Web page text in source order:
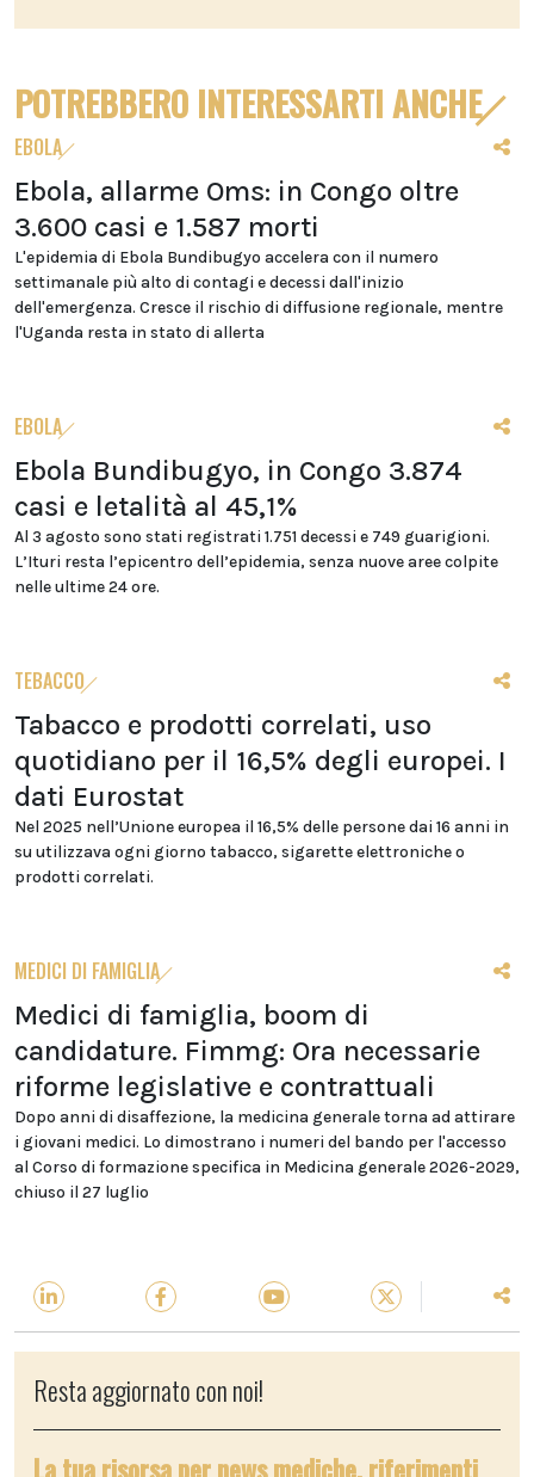
POTREBBERO INTERESSARTI ANCHE
EBOLA
Ebola, allarme Oms: in Congo oltre
3.600 casi e 1.587 morti
L'epidemia di Ebola Bundibugyo accelera con il numero
settimanale più alto di contagi e decessi dall'inizio
dell'emergenza. Cresce il rischio di diffusione regionale, mentre
l'Uganda resta in stato di allerta
EBOLA
Ebola Bundibugyo, in Congo 3.874
casi e letalità al 45,1%
Al 3 agosto sono stati registrati 1.751 decessi e 749 guarigioni.
L’Ituri resta l’epicentro dell’epidemia, senza nuove aree colpite
nelle ultime 24 ore.
TEBACCO
Tabacco e prodotti correlati, uso
quotidiano per il 16,5% degli europei. I
dati Eurostat
Nel 2025 nell’Unione europea il 16,5% delle persone dai 16 anni in
su utilizzava ogni giorno tabacco, sigarette elettroniche o
prodotti correlati.
MEDICI DI FAMIGLIA
Medici di famiglia, boom di
candidature. Fimmg: Ora necessarie
riforme legislative e contrattuali
Dopo anni di disaffezione, la medicina generale torna ad attirare
i giovani medici. Lo dimostrano i numeri del bando per l'accesso
al Corso di formazione specifica in Medicina generale 2026-2029,
chiuso il 27 luglio
Resta aggiornato con noi!
La tua risorsa per news mediche, riferimenti